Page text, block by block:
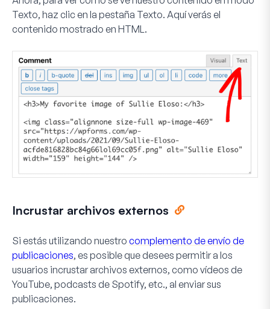
Texto, haz clic en la pestaña Texto. Aquí verás el
contenido mostrado en HTML.
Incrustar archivos externos
Si estás utilizando nuestro complemento de envío de
publicaciones, es posible que desees permitir a los
usuarios incrustar archivos externos, como vídeos de
YouTube, podcasts de Spotify, etc., al enviar sus
publicaciones.